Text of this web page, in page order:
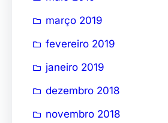
março 2019
fevereiro 2019
janeiro 2019
dezembro 2018
novembro 2018